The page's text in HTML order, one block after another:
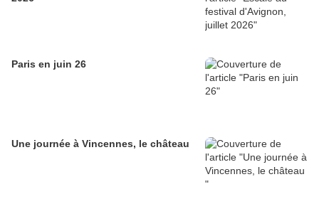
Paris en juin 26
Une journée à Vincennes, le château